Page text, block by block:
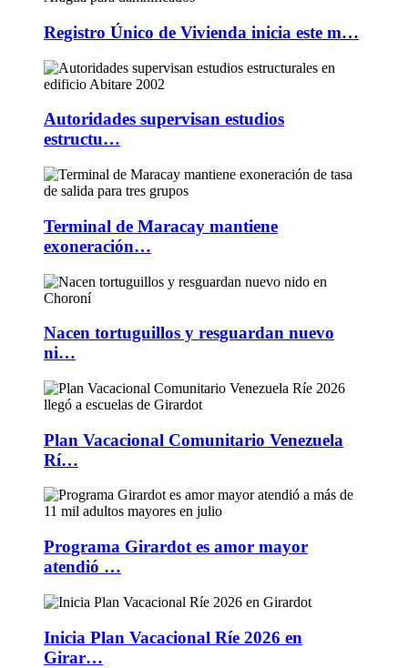
Registro Único de Vivienda inicia este m…
Autoridades supervisan estudios
estructu…
Terminal de Maracay mantiene
exoneración…
Nacen tortuguillos y resguardan nuevo
ni…
Plan Vacacional Comunitario Venezuela
Rí…
Programa Girardot es amor mayor
atendió …
Inicia Plan Vacacional Ríe 2026 en
Girar…